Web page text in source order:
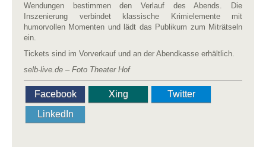
Wendungen bestimmen den Verlauf des Abends. Die
Inszenierung verbindet klassische Krimielemente mit
humorvollen Momenten und lädt das Publikum zum Miträtseln
ein.
Tickets sind im Vorverkauf und an der Abendkasse erhältlich.
selb-live.de – Foto Theater Hof
Facebook Xing
Twitter
LinkedIn